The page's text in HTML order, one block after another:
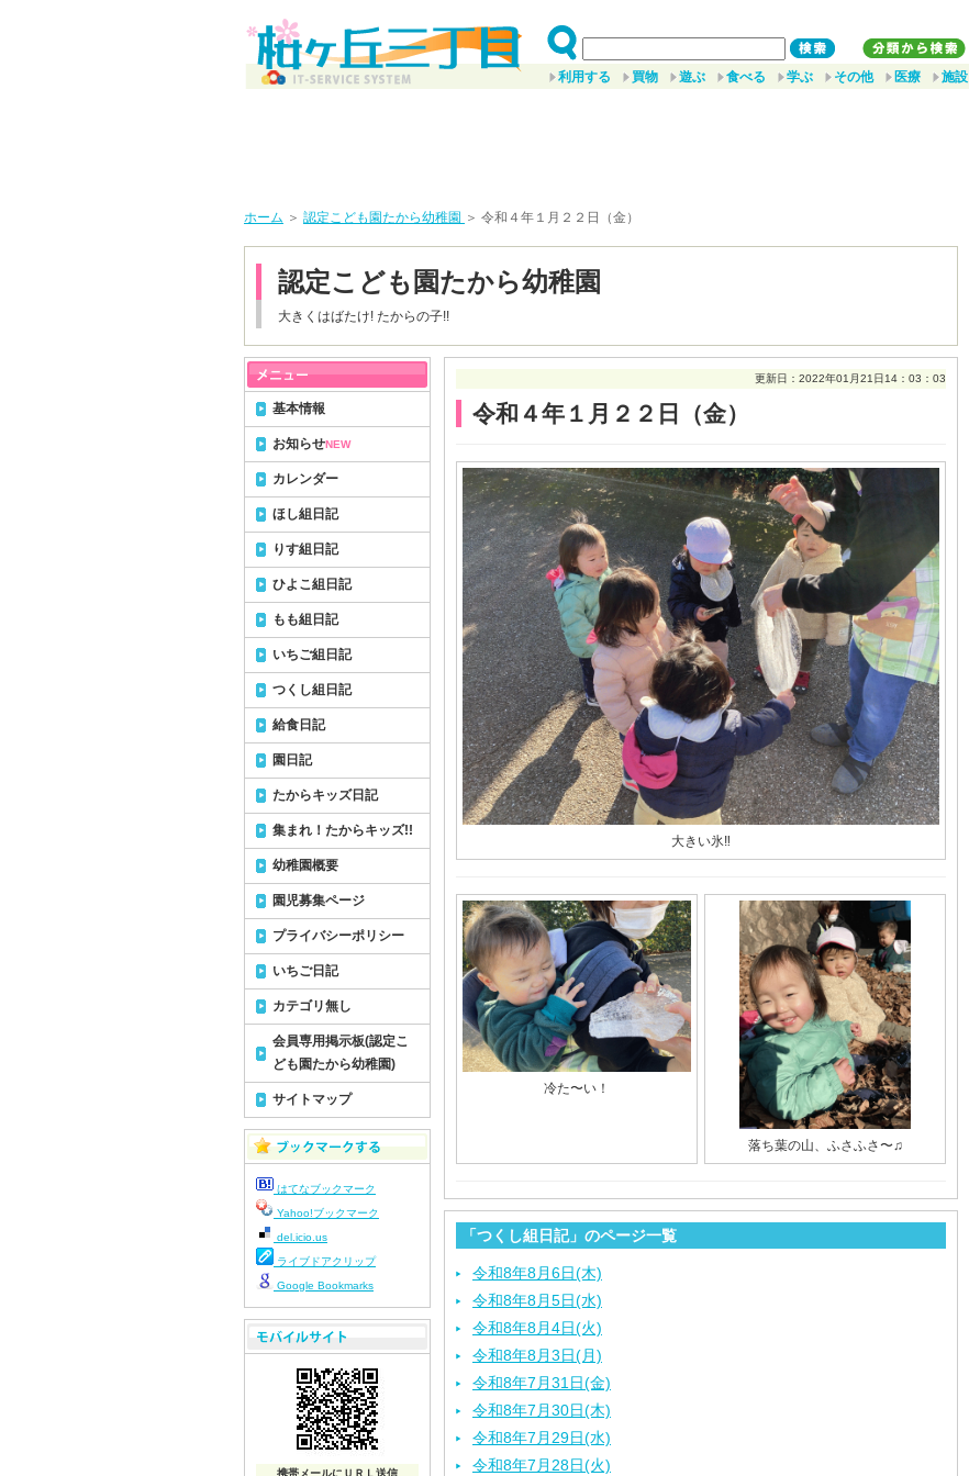
利用する 買物 遊ぶ 食べる 学ぶ その他 医療 施設
ホーム ＞ 認定こども園たから幼稚園 ＞ 令和４年１月２２日（金）
認定こども園たから幼稚園
大きくはばたけ! たからの子!!
更新日：2022年01月21日14：03：03
令和４年１月２２日（金）
大きい氷‼︎
冷た〜い！
落ち葉の山、ふさふさ〜♫
「つくし組日記」のページ一覧
令和8年8月6日(木)
令和8年8月5日(水)
令和8年8月4日(火)
令和8年8月3日(月)
令和8年7月31日(金)
令和8年7月30日(木)
令和8年7月29日(水)
令和8年7月28日(火)
基本情報
お知らせNEW
カレンダー
ほし組日記
りす組日記
ひよこ組日記
もも組日記
いちご組日記
つくし組日記
給食日記
園日記
たからキッズ日記
集まれ！たからキッズ!!
幼稚園概要
園児募集ページ
プライバシーポリシー
いちご日記
カテゴリ無し
会員専用掲示板(認定こ
ども園たから幼稚園)
サイトマップ
はてなブックマーク
Yahoo!ブックマーク
del.icio.us
ライブドアクリップ
Google Bookmarks
携帯メールにＵＲＬ送信